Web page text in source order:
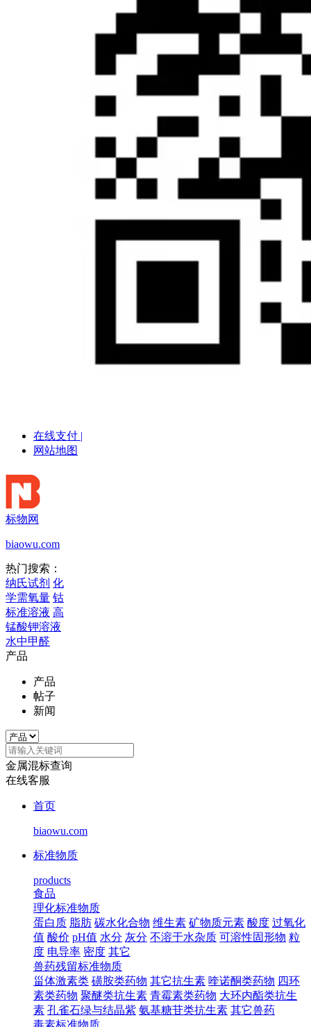
在线支付 |
网站地图
标物网
biaowu.com
热门搜索：
纳氏试剂 化
学需氧量 钴
标准溶液 高
锰酸钾溶液
水中甲醛
产品
产品
帖子
新闻
金属混标查询
在线客服
首页
biaowu.com
标准物质
products
食品
理化标准物质
蛋白质 脂肪 碳水化合物 维生素 矿物质元素 酸度 过氧化
值 酸价 pH值 水分 灰分 不溶于水杂质 可溶性固形物 粒
度 电导率 密度 其它
兽药残留标准物质
甾体激素类 磺胺类药物 其它抗生素 喹诺酮类药物 四环
素类药物 聚醚类抗生素 青霉素类药物 大环内酯类抗生
素 孔雀石绿与结晶紫 氨基糖苷类抗生素 其它兽药
毒素标准物质